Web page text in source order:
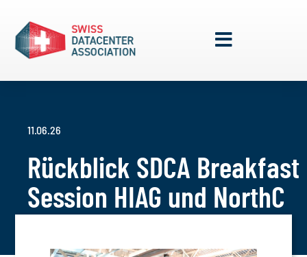
11.06.26
Rückblick SDCA Breakfast
Session HIAG und NorthC